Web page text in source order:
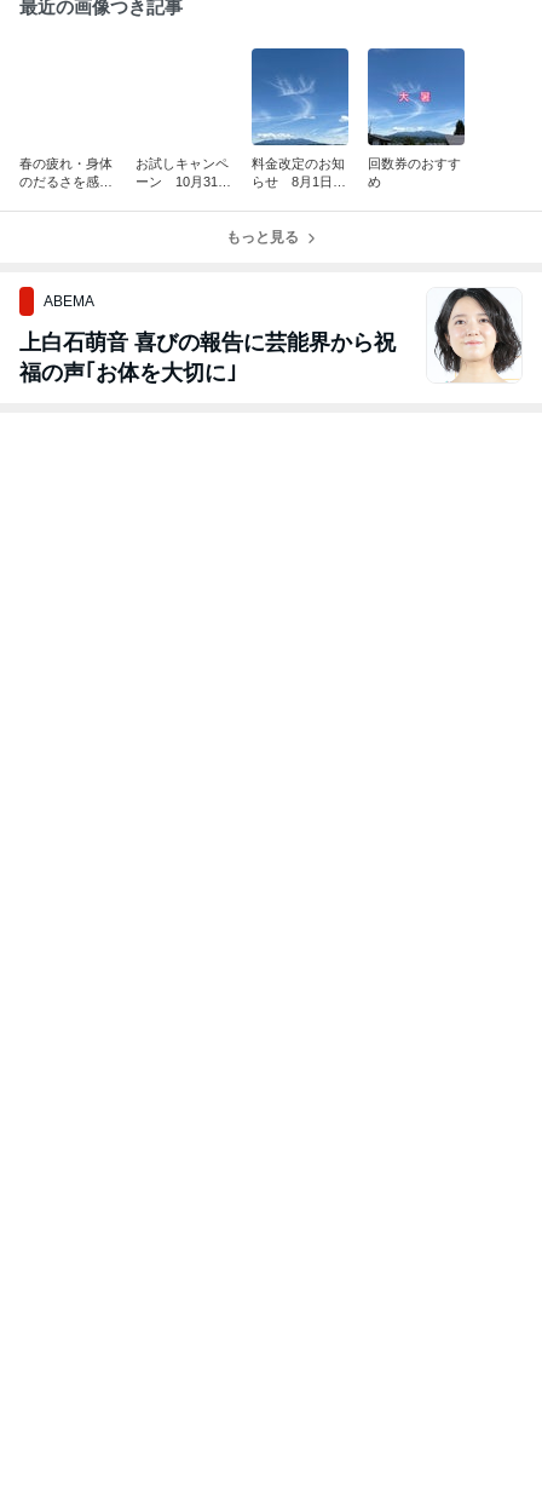
最近の画像つき記事
春の疲れ・身体
のだるさを感じ
お試しキャンペ
ーン 10月31日
料金改定のお知
らせ 8月1日よ
回数券のおすす
め
もっと見る
ABEMA
上白石萌音 喜びの報告に芸能界から祝
福の声｢お体を大切に｣